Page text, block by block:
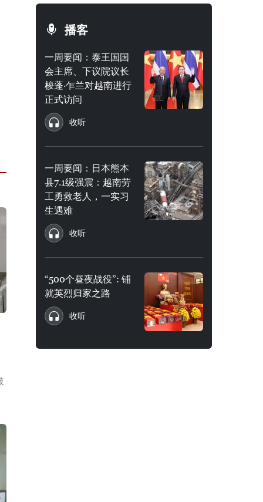
播客
一周要闻：泰王国国
会主席、下议院议长
梭蓬·乍兰对越南进行
正式访问
收听
一周要闻：日本熊本
县7.1级强震：越南劳
工勇救老人，一实习
生遇难
收听
“500个昼夜战役”: 铺
就英烈归家之路
收听